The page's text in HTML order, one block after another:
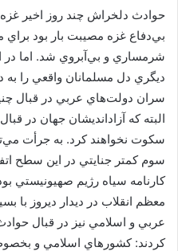
حوادث دلخراش چند روز اخير
بي‌دفاع غزه مصيبت بار بود
شرمساري و بي‌آبروي شد. اما در
ديگري دل مسلمانان واقعي را
سران دولت‌هاي عربي در قبال
البته كه آزادانديشان جهان در
سكوت نخواهند كرد. به جرأت
سوم كمتر جنايتي در اين سطح
كارنامه سياه رژيم صهيونيستي
معظم انقلاب در ديدار ديروز با
عربي و اسلامي نيز در قبال
كردند: كشورهاي اسلامي و